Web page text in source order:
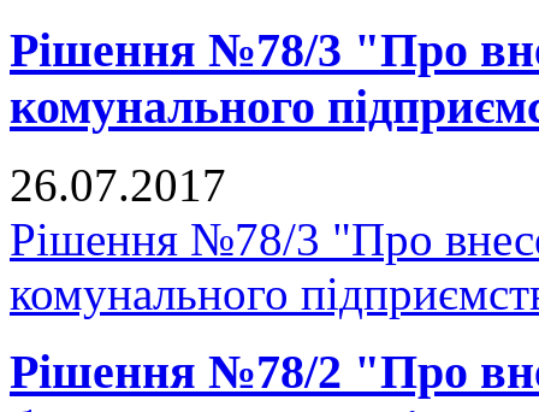
Рішення №78/3 "Про
комунального
26.07.2017
Рішення №78/3 "Про
комунального
Рішення №78/2 "Про